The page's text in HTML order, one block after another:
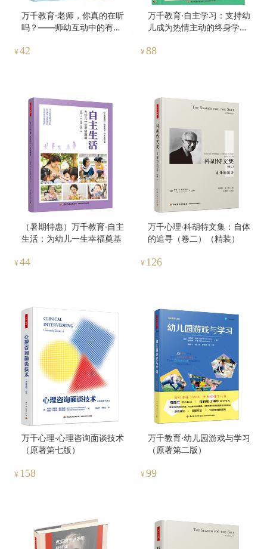
万千教育·老师，你真的在听
吗？——师幼互动中的有效
¥ 42
万千教育·自主学习：支持幼
儿成为热情主动的终身学习
¥ 88
（暑期特惠）万千教育·自主
生活：为幼儿一生幸福奠基
¥ 44
万千心理·科胡特文集：自体
的追寻（卷二）（精装）
¥ 126
万千心理·心理咨询面谈技术
（原著第七版）
¥ 158
万千教育·幼儿园游戏与学习
（原著第二版）
¥ 99